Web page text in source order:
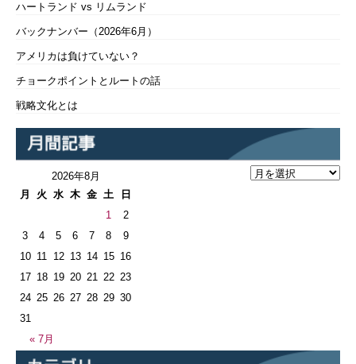
ハートランド vs リムランド
バックナンバー（2026年6月）
アメリカは負けていない？
チョークポイントとルートの話
戦略文化とは
2026年8月
月
火 水 木 金 土 日
« 7月
1
2
3
4 5 6 7 8
9
10 11 12 13 14 15 16
17 18 19 20 21 22 23
24 25 26 27 28 29 30
31